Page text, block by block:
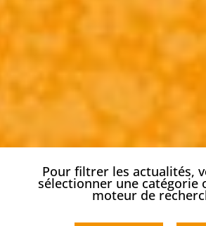
Pour filtrer les actualités,
sélectionner une catégorie
moteur de